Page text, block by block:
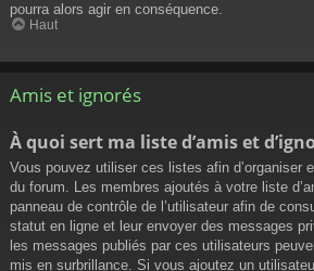
pourra alors agir en conséquence.
Haut
Amis et ignorés
À quoi sert ma liste d’amis et
Vous pouvez utiliser ces listes afin d’organiser
du forum. Les membres ajoutés à votre liste
panneau de contrôle de l’utilisateur afin de
statut en ligne et leur envoyer des messages
les messages publiés par ces utilisateurs
mis en surbrillance. Si vous ajoutez un